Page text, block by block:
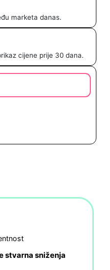
marketa danas.
cijene prije 30 dana.
stvarna sniženja